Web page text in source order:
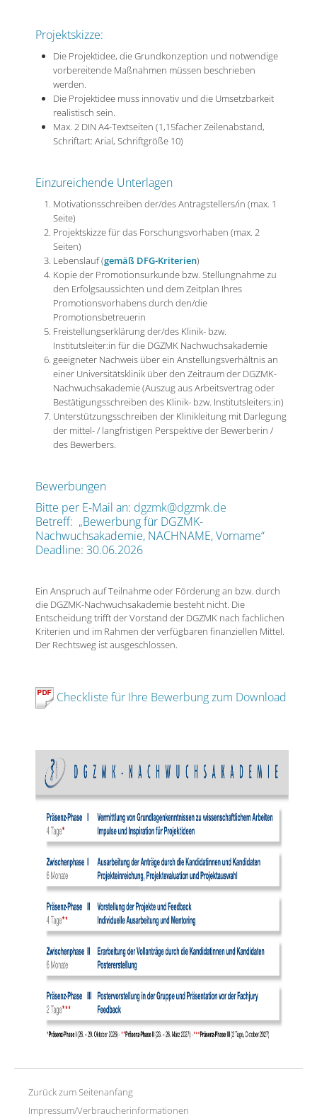
Projektskizze:
Die Projektidee, die Grundkonzeption und notwendige
vorbereitende Maßnahmen müssen beschrieben
werden.
Die Projektidee muss innovativ und die Umsetzbarkeit
realistisch sein.
Max. 2 DIN A4-Textseiten (1,15facher Zeilenabstand,
Schriftart: Arial, Schriftgröße 10)
Einzureichende Unterlagen
Motivationsschreiben der/des Antragstellers/in (max. 1
Seite)
Projektskizze für das Forschungsvorhaben (max. 2
Seiten)
Lebenslauf (gemäß DFG-Kriterien)
Kopie der Promotionsurkunde bzw. Stellungnahme zu
den Erfolgsaussichten und dem Zeitplan Ihres
Promotionsvorhabens durch den/die
Promotionsbetreuerin
Freistellungserklärung der/des Klinik- bzw.
Institutsleiter:in für die DGZMK Nachwuchsakademie
geeigneter Nachweis über ein Anstellungsverhältnis an
einer Universitätsklinik über den Zeitraum der DGZMK-
Nachwuchsakademie (Auszug aus Arbeitsvertrag oder
Bestätigungsschreiben des Klinik- bzw. Institutsleiters:in)
Unterstützungsschreiben der Klinikleitung mit Darlegung
der mittel- / langfristigen Perspektive der Bewerberin /
des Bewerbers.
Bewerbungen
Bitte per E-Mail an: dgzmk@dgzmk.de
Betreff: „Bewerbung für DGZMK-
Nachwuchsakademie, NACHNAME, Vorname“
Deadline: 30.06.2026
Ein Anspruch auf Teilnahme oder Förderung an bzw. durch
die DGZMK-Nachwuchsakademie besteht nicht. Die
Entscheidung trifft der Vorstand der DGZMK nach fachlichen
Kriterien und im Rahmen der verfügbaren finanziellen Mittel.
Der Rechtsweg ist ausgeschlossen.
Checkliste für Ihre Bewerbung zum Download
Zurück zum Seitenanfang
Impressum/Verbraucherinformationen